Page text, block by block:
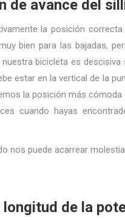
de avance del
la posición
bien para las bajadas,
bicicleta es
estar en la vertical de la
la posición más
cuando hayas
nos puede acarrear
de la